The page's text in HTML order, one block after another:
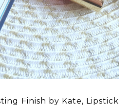
Finish by Kate, Lipstick